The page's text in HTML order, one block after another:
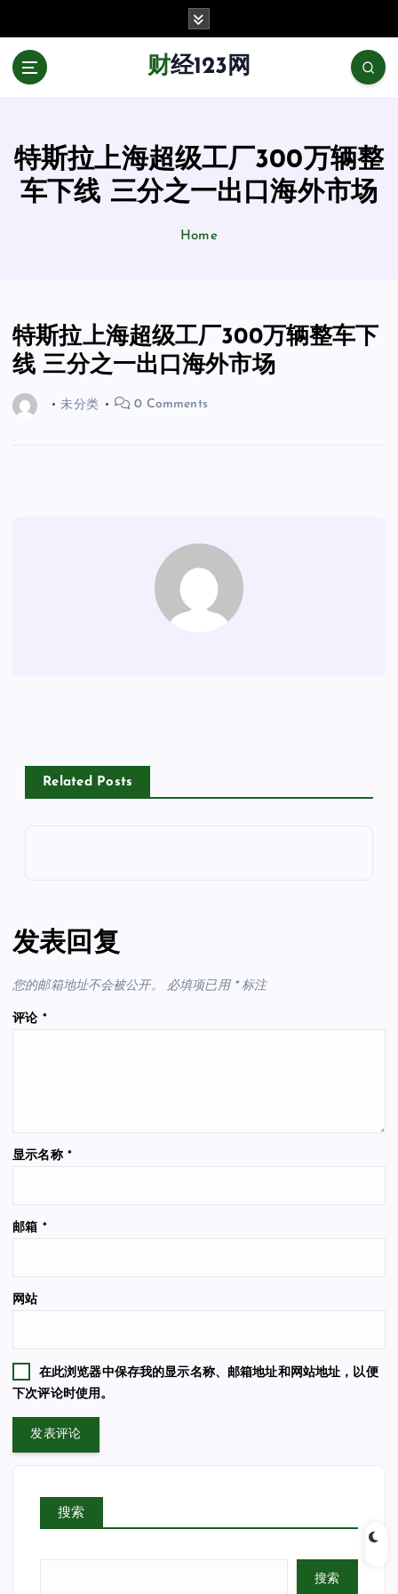
财经123网
特斯拉上海超级工厂300万辆整
车下线 三分之一出口海外市场
Home
特斯拉上海超级工厂300万辆整车下
线 三分之一出口海外市场
未分类 0 Comments
Related Posts
发表回复
您的邮箱地址不会被公开。 必填项已用 *标注
评论 *
显示名称 *
邮箱 *
网站
在此浏览器中保存我的显示名称、邮箱地址和网站地址，以便
下次评论时使用。
搜索
搜索